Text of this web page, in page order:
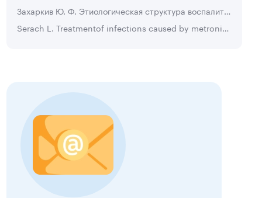
Подробнее Подробнее
Захаркив Ю. Ф. Этиологическая структура воспалительных заболеваний урогенитального тракта среди социально адаптированных групп населения и роль Trichomonas vaginalis в их возникновении в связи с устойчивостью штаммов возбудителя к действию лекарственных препаратов. Автореф. канд. дисс. СПб., 2005
Serach L. Treatmentof infections caused by metronidazole-resistant T. vaginalis // Clin. Microbiol. Rev. 2004. Vol. 17. № 4.